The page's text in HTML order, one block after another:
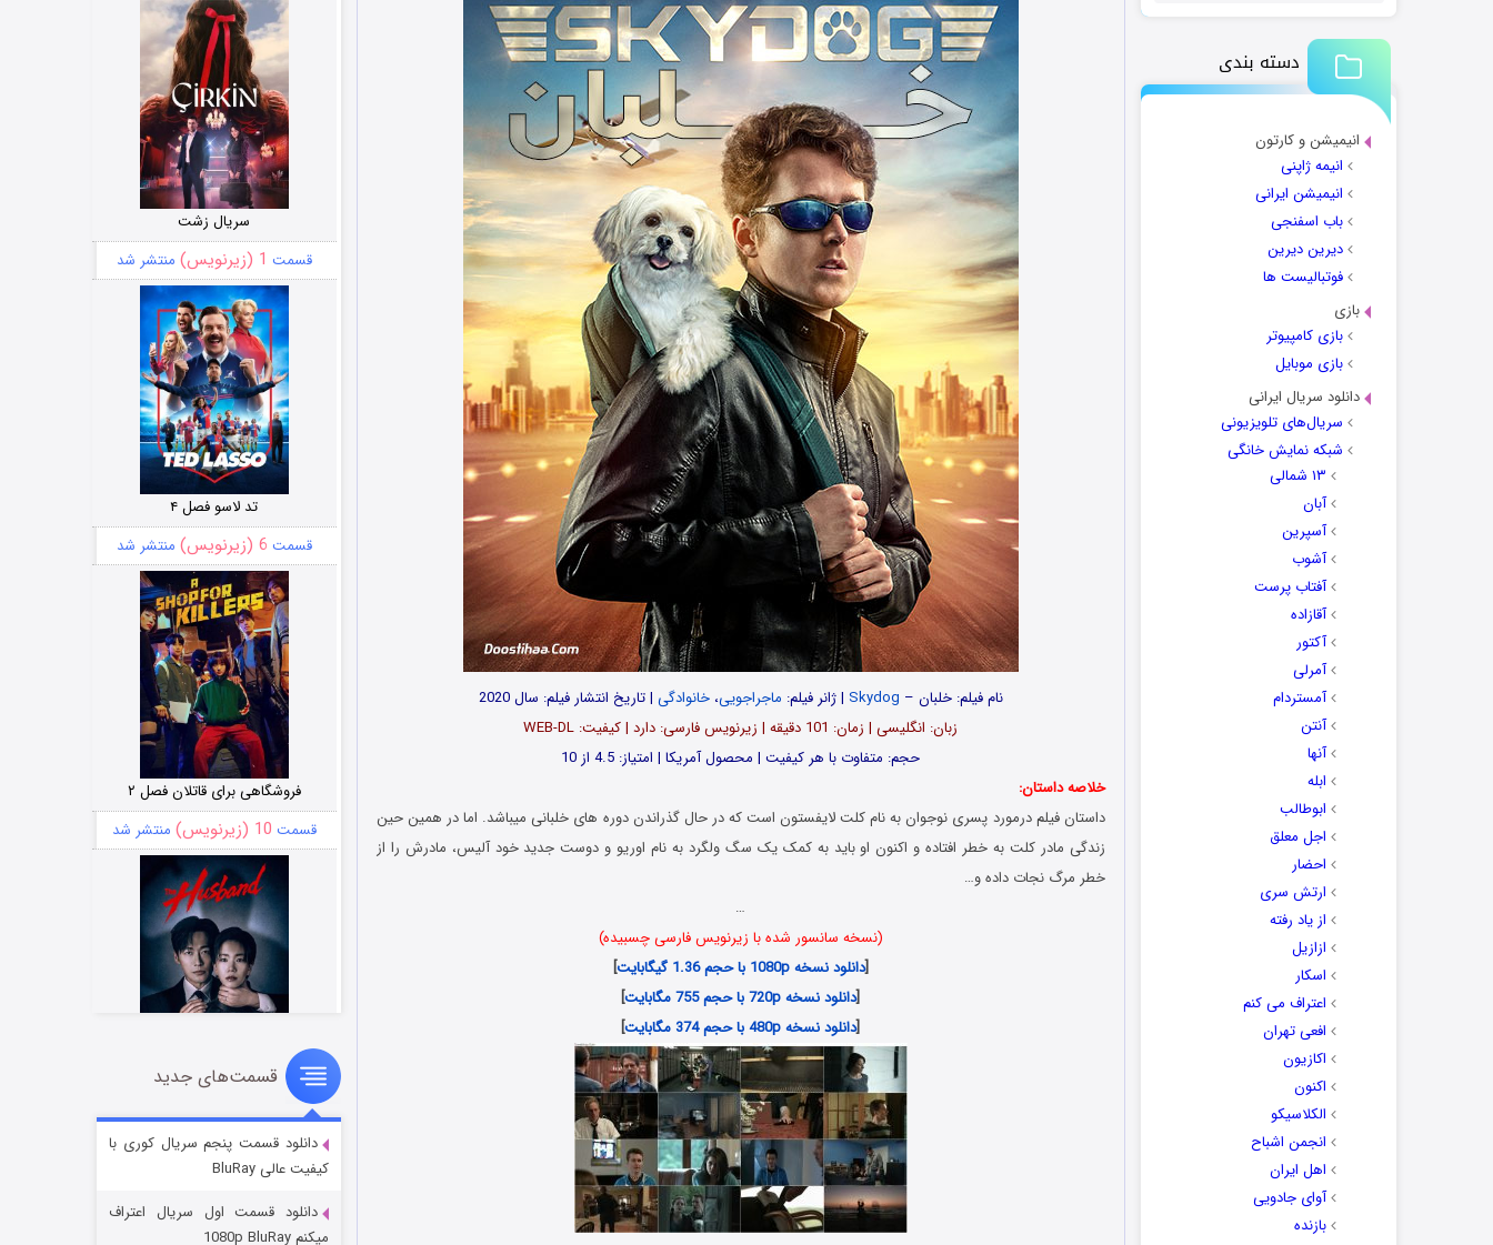
دسته بندی
انیمیشن و کارتون
انیمه ژاپنی
انیمیشن ایرانی
باب اسفنجی
دیرین دیرین
فوتبالیست ها
بازی
بازی کامپیوتر
بازی موبایل
دانلود سریال ایرانی
سریال‌های تلویزیونی
شبکه نمایش خانگی
۱۳ شمالی
آبان
آسپرین
آشوب
آفتاب پرست
آقازاده
آکتور
آمرلی
آمستردام
آنتن
آنها
ابله
ابوطالب
اجل معلق
احضار
ارتش سری
از یاد رفته
ازازیل
اسکار
اعتراف می کنم
افعی تهران
اکازیون
اکنون
الکلاسیکو
انجمن اشباح
اهل ایران
آوای جادویی
بازنده
نام فیلم: خلبان – Skydog | ژانر فیلم: ماجراجویی،خانوادگی | تاریخ انتشار فیلم: سال 2020
زبان: انگلیسی | زمان: 101 دقیقه | زیرنویس فارسی: دارد | کیفیت: WEB-DL
حجم: متفاوت با هر کیفیت | محصول آمریکا | امتیاز: 4.5 از 10
خلاصه داستان:
داستان فیلم درمورد پسری نوجوان به نام کلت لایفستون است که در حال گذراندن دوره های خلبانی میباشد. اما در همین حین
زندگی مادر کلت به خطر افتاده و اکنون او باید به کمک یک سگ ولگرد به نام اوریو و دوست جدید خود آلیس، مادرش را از
خطر مرگ نجات داده و…
…
(نسخه سانسور شده با زیرنویس فارسی چسبیده)
[دانلود نسخه 1080p با حجم 1.36 گیگابایت
]
[دانلود نسخه 720p با حجم 755 مگابایت
]
[دانلود نسخه 480p با حجم 374 مگابایت ]
سریال زشت
قسمت 1 (زیرنویس) منتشر شد
تد لاسو فصل ۴
قسمت 6 (زیرنویس) منتشر شد
فروشگاهی برای قاتلان فصل ۲
قسمت 10 (زیرنویس) منتشر شد
شوهر
قسمت8 (زیرنویس) منتشر شد
قسمت‌های جدید
دانلود قسمت پنجم سریال کوری با
کیفیت عالی BluRay
دانلود قسمت اول سریال اعتراف
میکنم 1080p BluRay